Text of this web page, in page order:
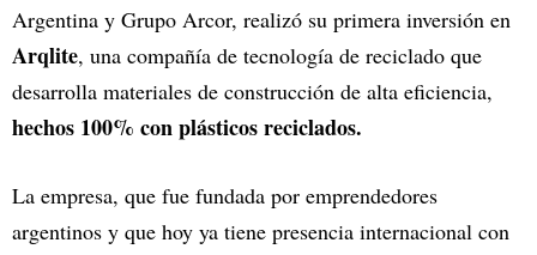
Argentina y Grupo Arcor, realizó su primera inversión en
Arqlite, una compañía de tecnología de reciclado que
desarrolla materiales de construcción de alta eficiencia,
hechos 100% con plásticos reciclados.
La empresa, que fue fundada por emprendedores
argentinos y que hoy ya tiene presencia internacional con